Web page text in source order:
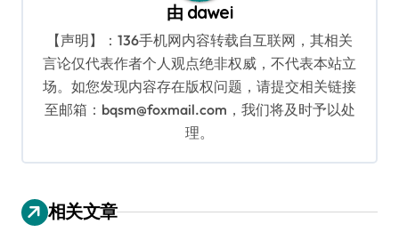
由 dawei
【声明】：136手机网内容转载自互联网，其相关
言论仅代表作者个人观点绝非权威，不代表本站立
场。如您发现内容存在版权问题，请提交相关链接
至邮箱：bqsm@foxmail.com，我们将及时予以处
理。
相关文章